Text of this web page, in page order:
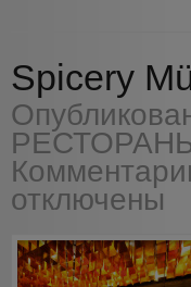
Spicery
отключены